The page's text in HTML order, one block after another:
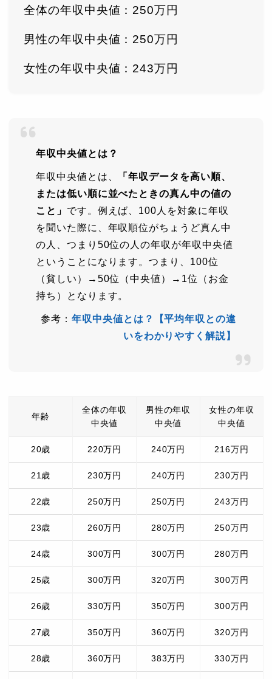
全体の年収中央値：250万円
男性の年収中央値：250万円
女性の年収中央値：243万円
年収中央値とは？
年収中央値とは、
「年収データを高い順、
または低い順に並べたときの真ん中の値の
こと」 です。例えば、100人を対象に年収
を聞いた際に、年収順位がちょうど真ん中
の人、つまり50位の人の年収が年収中央値
ということになります。つまり、100位
（貧しい）→50位（中央値）→1位（お金
持ち）となります。
参考：年収中央値とは？【平均年収との違
いをわかりやすく解説】
年齢
全体の年収
中央値
男性の年収
中央値
女性の年収
中央値
20歳 220万円 240万円 216万円
21歳 230万円 240万円 230万円
22歳 250万円 250万円 243万円
23歳 260万円 280万円 250万円
24歳 300万円 300万円 280万円
25歳 300万円 320万円 300万円
26歳 330万円 350万円 300万円
27歳 350万円 360万円 320万円
28歳 360万円 383万円 330万円